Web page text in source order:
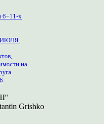
6−11-х
ИЮЛЯ.
на
Grishko